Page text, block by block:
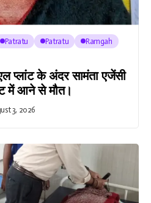
Patratu Patratu
Ramgah
एल प्लांट के अंदर सामंता एजेंसी
में आने से मौत।
3, 2026